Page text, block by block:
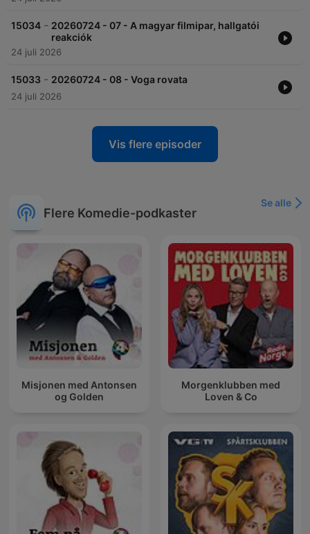
15034 - 20260724 - 07 - A magyar filmipar, hallgatói
reakciók
24 juli 2026
15033 - 20260724 - 08 - Voga rovata
24 juli 2026
Vis flere episoder
Flere Komedie-podkaster
Se alle
Misjonen med Antonsen
og Golden
Morgenklubben med
Loven & Co